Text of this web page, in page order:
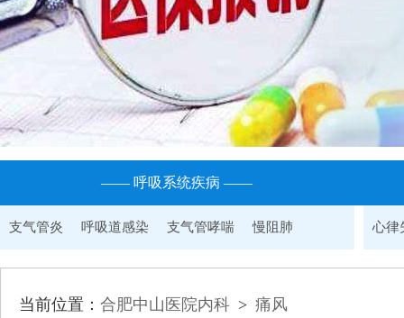
—— 呼吸系统疾病 ——
支气管炎 呼吸道感染 支气管哮喘 慢阻肺 心律
当前位置： 合肥中山医院内科 > 痛风